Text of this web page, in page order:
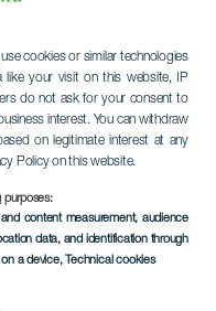
use cookies or similar technologies
your visit on this website, IP
do not ask for your consent to
interest. You can withdraw
on legitimate interest at any
Policy on this website.
purposes:
content measurement, audience
data, and identification through
a device, Technical cookies